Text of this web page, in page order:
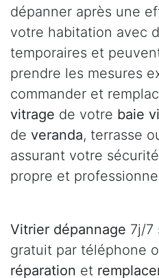
dépanner après une
votre habitation avec
temporaires et
prendre les mesures
commander et
vitrage de votre baie
de veranda, terrasse
assurant votre
propre et
Vitrier dépannage 7j/7
gratuit par téléphone
réparation et